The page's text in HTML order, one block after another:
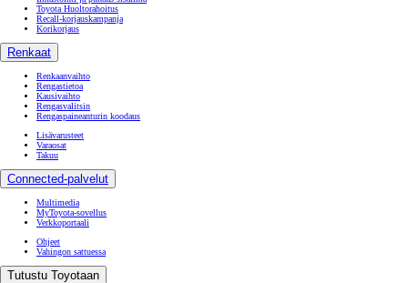
Toyota Huoltorahoitus
Recall-korjauskampanja
Korikorjaus
Renkaat
Renkaanvaihto
Rengastietoa
Kausivaihto
Rengasvalitsin
Rengaspaineanturin koodaus
Lisävarusteet
Varaosat
Takuu
Connected-palvelut
Multimedia
MyToyota-sovellus
Verkkoportaali
Ohjeet
Vahingon sattuessa
Tutustu Toyotaan